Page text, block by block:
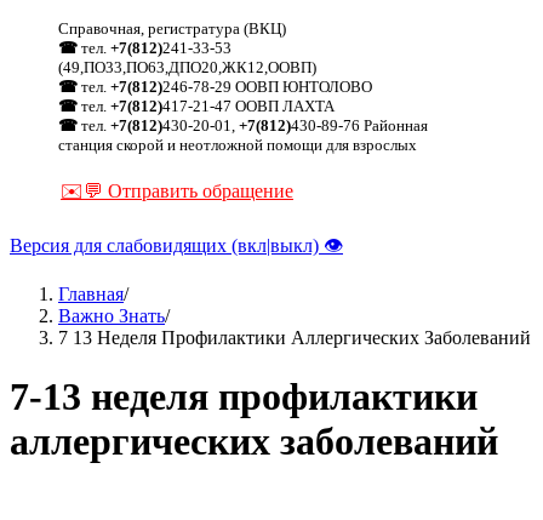
Справочная, регистратура (ВКЦ)
☎ тел. +7(812)241-33-53
(49,ПО33,ПО63,ДПО20,ЖК12,ООВП)
☎ тел. +7(812)246-78-29 ООВП ЮНТОЛОВО
☎ тел. +7(812)417-21-47 ООВП ЛАХТА
☎ тел. +7(812)430-20-01, +7(812)430-89-76 Районная
станция скорой и неотложной помощи для взрослых
✉️💬 Отправить обращение
Версия для слабовидящих (вкл|выкл) 👁
Строка
навигации
Главная/
Важно Знать/
7 13 Неделя Профилактики Аллергических Заболеваний
7-13 неделя профилактики
аллергических заболеваний